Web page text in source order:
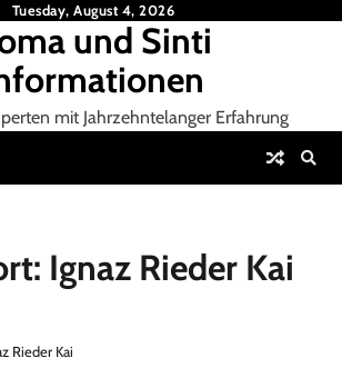
Tuesday, August 4, 2026
und Sinti
mit Jahrzehntelanger Erfahrung
Ignaz Rieder Kai
Rieder Kai